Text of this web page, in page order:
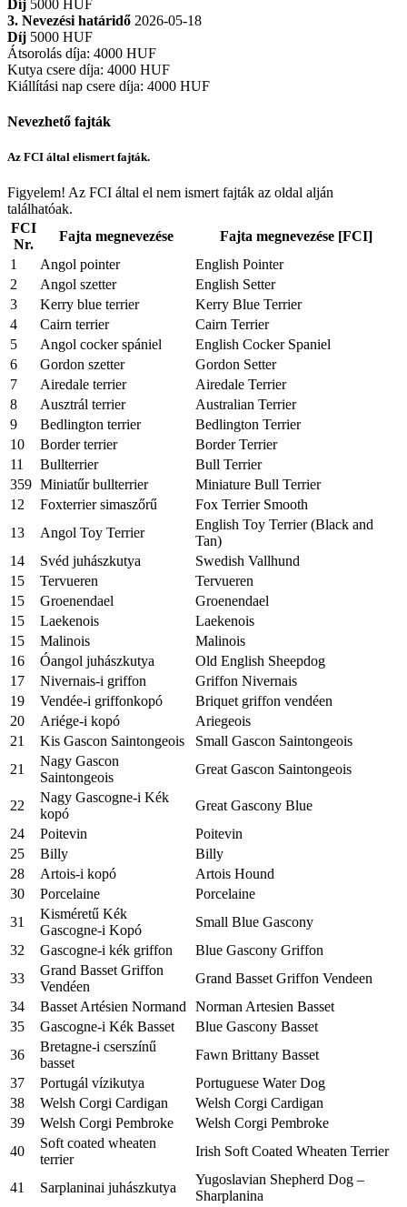
Díj 5000 HUF
3. Nevezési határidő 2026-05-18
Díj 5000 HUF
Átsorolás díja: 4000 HUF
Kutya csere díja: 4000 HUF
Kiállítási nap csere díja: 4000 HUF
Nevezhető fajták
Az FCI által elismert fajták.
Figyelem! Az FCI által el nem ismert fajták az oldal alján
találhatóak.
FCI
Nr.
Fajta megnevezése
Fajta megnevezése [FCI]
1
Angol pointer
English Pointer
2
Angol szetter
English Setter
3
Kerry blue terrier
Kerry Blue Terrier
4
Cairn terrier
Cairn Terrier
5
Angol cocker spániel
English Cocker Spaniel
6
Gordon szetter
Gordon Setter
7
Airedale terrier
Airedale Terrier
8
Ausztrál terrier
Australian Terrier
9
Bedlington terrier
Bedlington Terrier
10
Border terrier
Border Terrier
11
Bullterrier
Bull Terrier
359 Miniatűr bullterrier
Miniature Bull Terrier
12
Foxterrier simaszőrű
Fox Terrier Smooth
13
Angol Toy Terrier
English Toy Terrier (Black and
Tan)
14
Svéd juhászkutya
Swedish Vallhund
15
Tervueren
Tervueren
15
Groenendael
Groenendael
15
Laekenois
Laekenois
15
Malinois
Malinois
16
Óangol juhászkutya
Old English Sheepdog
17
Nivernais-i griffon
Griffon Nivernais
19
Vendée-i griffonkopó
Briquet griffon vendéen
20
Ariége-i kopó
Ariegeois
21
Kis Gascon Saintongeois
Small Gascon Saintongeois
21
Nagy Gascon
Saintongeois
Great Gascon Saintongeois
22
Nagy Gascogne-i Kék
kopó
Great Gascony Blue
24
Poitevin
Poitevin
25
Billy
Billy
28
Artois-i kopó
Artois Hound
30
Porcelaine
Porcelaine
31
Kisméretű Kék
Gascogne-i Kopó
Small Blue Gascony
32
Gascogne-i kék griffon
Blue Gascony Griffon
33
Grand Basset Griffon
Vendéen
Grand Basset Griffon Vendeen
34
Basset Artésien Normand
Norman Artesien Basset
35
Gascogne-i Kék Basset
Blue Gascony Basset
36
Bretagne-i cserszínű
basset
Fawn Brittany Basset
37
Portugál vízikutya
Portuguese Water Dog
38
Welsh Corgi Cardigan
Welsh Corgi Cardigan
39
Welsh Corgi Pembroke
Welsh Corgi Pembroke
40
Soft coated wheaten
terrier
Irish Soft Coated Wheaten Terrier
41 Sarplaninai juhászkutya
Yugoslavian Shepherd Dog –
Sharplanina